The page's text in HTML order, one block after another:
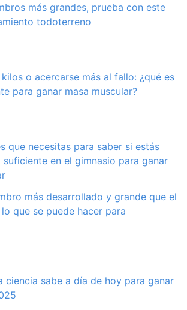
más grandes, prueba con este
todoterreno
o acercarse más al fallo: ¿qué es
para ganar masa muscular?
que necesitas para saber si estás
en el gimnasio para ganar
más desarrollado y grande que el
que se puede hacer para
ciencia sabe a día de hoy para ganar